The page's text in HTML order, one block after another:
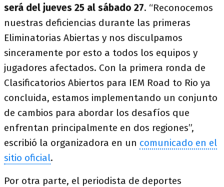
será del jueves 25 al sábado 27. “Reconocemos
nuestras deficiencias durante las primeras
Eliminatorias Abiertas y nos disculpamos
sinceramente por esto a todos los equipos y
jugadores afectados. Con la primera ronda de
Clasificatorios Abiertos para IEM Road to Rio ya
concluida, estamos implementando un conjunto
de cambios para abordar los desafíos que
enfrentan principalmente en dos regiones”,
escribió la organizadora en un comunicado en el
sitio oficial.
Por otra parte, el periodista de deportes